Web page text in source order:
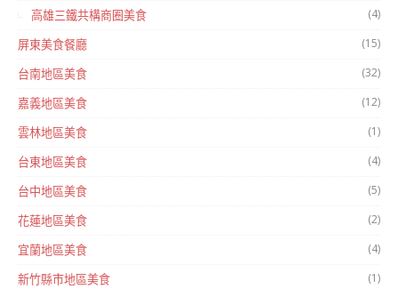
高雄三鐵共構商圈美食 (4)
屏東美食餐廳 (15)
台南地區美食 (32)
嘉義地區美食 (12)
雲林地區美食 (1)
台東地區美食 (4)
台中地區美食 (5)
花蓮地區美食 (2)
宜蘭地區美食 (4)
新竹縣市地區美食 (1)